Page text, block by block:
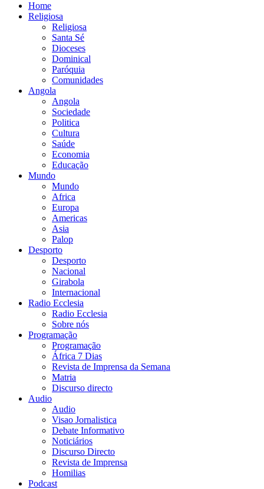
Home
Religiosa
Religiosa
Santa Sé
Dioceses
Dominical
Paróquia
Comunidades
Angola
Angola
Sociedade
Politica
Cultura
Saúde
Economia
Educação
Mundo
Mundo
Africa
Europa
Americas
Asia
Palop
Desporto
Desporto
Nacional
Girabola
Internacional
Radio Ecclesia
Radio Ecclesia
Sobre nós
Programação
Programação
África 7 Dias
Revista de Imprensa da Semana
Matria
Discurso directo
Audio
Audio
Visao Jornalistica
Debate Informativo
Noticiários
Discurso Directo
Revista de Imprensa
Homilias
Podcast